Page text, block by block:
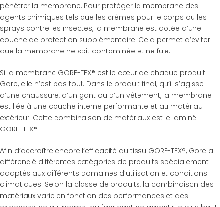
pénétrer la membrane. Pour protéger la membrane des
agents chimiques tels que les crèmes pour le corps ou les
sprays contre les insectes, la membrane est dotée d’une
couche de protection supplémentaire. Cela permet d’éviter
que la membrane ne soit contaminée et ne fuie.
Si la membrane GORE-TEX® est le cœur de chaque produit
Gore, elle n’est pas tout. Dans le produit final, qu’il s’agisse
d’une chaussure, d’un gant ou d’un vêtement, la membrane
est liée à une couche interne performante et au matériau
extérieur. Cette combinaison de matériaux est le laminé
GORE-TEX®.
Afin d’accroître encore l’efficacité du tissu GORE-TEX®, Gore a
différencié différentes catégories de produits spécialement
adaptés aux différents domaines d’utilisation et conditions
climatiques. Selon la classe de produits, la combinaison des
matériaux varie en fonction des performances et des